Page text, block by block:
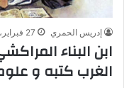
إدريس الحمري 27 فبراير، 2026
ابن البناء
الغرب كتبه و